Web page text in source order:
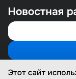
Новостная
Этот сайт